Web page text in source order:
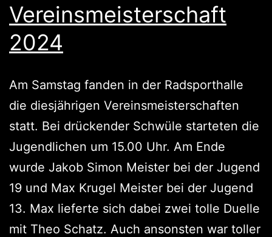
Vereinsmeisterschaft
2024
Am Samstag fanden in der Radsporthalle
die diesjährigen Vereinsmeisterschaften
statt. Bei drückender Schwüle starteten die
Jugendlichen um 15.00 Uhr. Am Ende
wurde Jakob Simon Meister bei der Jugend
19 und Max Krugel Meister bei der Jugend
13. Max lieferte sich dabei zwei tolle Duelle
mit Theo Schatz. Auch ansonsten war toller